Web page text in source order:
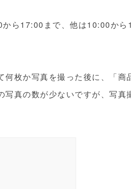
ら17:00まで、他は10:00から
枚か写真を撮った後に、「商
写真の数が少ないですが、写真